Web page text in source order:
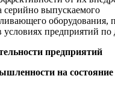
серийно выпускаемого
оборудования,
предприятий по
предприятий
на состояние